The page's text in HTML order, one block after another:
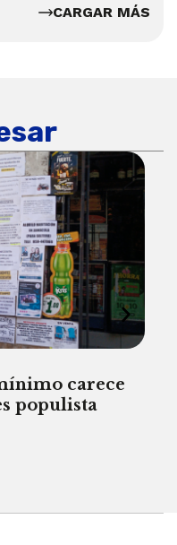
CARGAR MÁS
carece
populista